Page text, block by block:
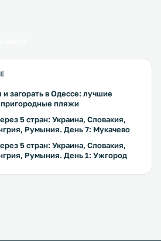
и загорать в Одессе: лучшие
пригородные пляжи
5 стран: Украина, Словакия,
Румыния. День 7: Мукачево
5 стран: Украина, Словакия,
Румыния. День 1: Ужгород